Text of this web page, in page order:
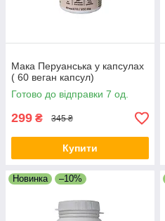
Мака Перуанська у капсулах
( 60 веган капсул)
Готово до відправки 7 од.
299 ₴ 345 ₴
Купити
Новинка –10%